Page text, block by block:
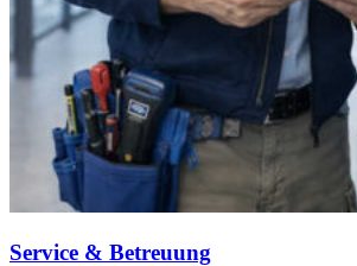
Service & Betreuung